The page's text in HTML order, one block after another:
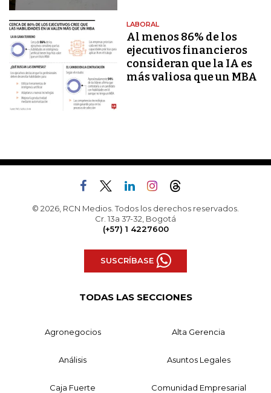
LABORAL
Al menos 86% de los
ejecutivos financieros
consideran que la IA es
más valiosa que un MBA
© 2026, RCN Medios. Todos los derechos reservados.
Cr. 13a 37-32, Bogotá
(+57) 1 4227600
SUSCRÍBASE
TODAS LAS SECCIONES
Agronegocios Alta Gerencia
Análisis Asuntos Legales
Caja Fuerte Comunidad Empresarial